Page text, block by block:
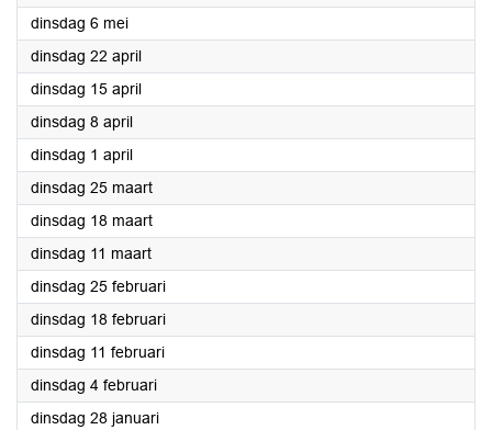
dinsdag 6 mei2025
dinsdag 22 april2025
dinsdag 15 april2025
dinsdag 8 april2025
dinsdag 1 april2025
dinsdag 25 maart2025
dinsdag 18 maart2025
dinsdag 11 maart2025
dinsdag 25 februari2025
dinsdag 18 februari2025
dinsdag 11 februari2025
dinsdag 4 februari2025
dinsdag 28 januari2025